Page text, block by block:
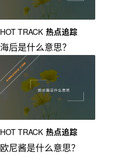
HOT TRACK 热点追踪
海后是什么意思？
HOT TRACK 热点追踪
欧尼酱是什么意思？